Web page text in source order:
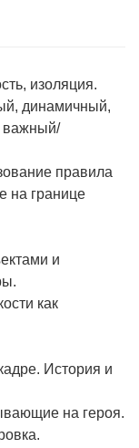
изоляция.
динамичный,
важный/
правила
на границе
и
как
История и
на героя.